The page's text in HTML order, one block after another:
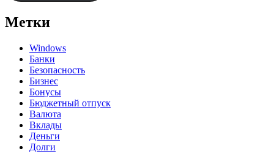
Метки
Windows
Банки
Безопасность
Бизнес
Бонусы
Бюджетный отпуск
Валюта
Вклады
Деньги
Долги